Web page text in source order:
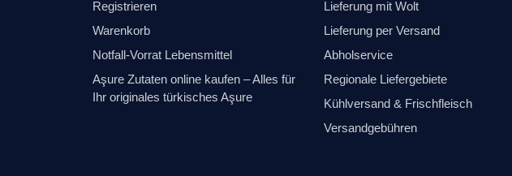
Registrieren
Warenkorb
Notfall-Vorrat Lebensmittel
Aşure Zutaten online kaufen – Alles für
Ihr originales türkisches Aşure
Lieferung mit Wolt
Lieferung per Versand
Abholservice
Regionale Liefergebiete
Kühlversand & Frischfleisch
Versandgebühren